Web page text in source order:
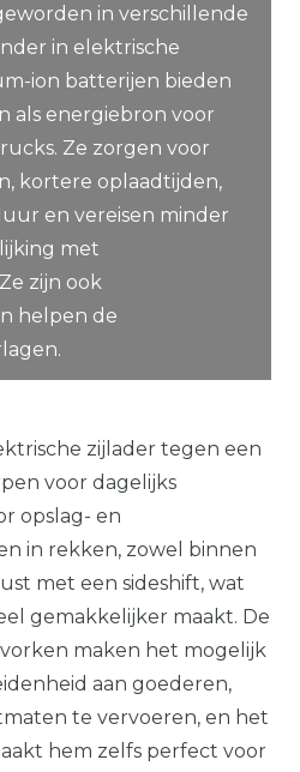
in verschillende
in elektrische
ion batterijen bieden
als energiebron voor
Ze zorgen voor
kortere oplaadtijden,
en vereisen minder
met
zijn ook
helpen de
zijlader tegen een
voor dagelijks
opslag- en
in rekken, zowel binnen
met een sideshift, wat
gemakkelijker maakt. De
maken het mogelijk
aan goederen,
te vervoeren, en het
hem zelfs perfect voor